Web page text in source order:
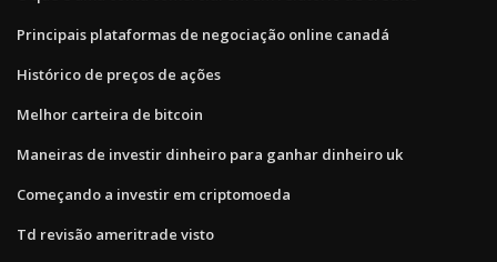
Principais plataformas de negociação online canadá
Histórico de preços de ações
Melhor carteira de bitcoin
Maneiras de investir dinheiro para ganhar dinheiro uk
Começando a investir em criptomoeda
Td revisão ameritrade visto